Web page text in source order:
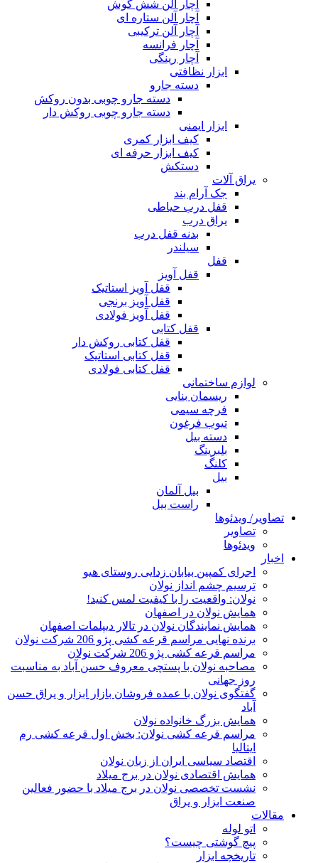
آچار آلن شش گوش
آچار آلن ستاره ای
آچار آلن ترکیبی
آچار فرانسه
آچار رینگی
ابزار نظافتی
دسته جارو
دسته جارو چوبی بدون روکش
دسته جارو چوبی روکش دار
ابزار ایمنی
کیف ابزار کمری
کیف ابزار حرفه ای
دستکش
یراق آلات
جک آرام بند
قفل درب حیاطی
یراق درب
بدنه قفل درب
سیلندر
قفل
قفل آویز
قفل آویز استاتیک
قفل آویز برنجی
قفل آویز فولادی
قفل کتابی
قفل کتابی روکش دار
قفل کتابی استاتیک
قفل کتابی فولادی
لوازم ساختمانی
ریسمان بنایی
فرچه سیمی
تیوب فرغون
دسته بیل
بلبرينگ
کلنگ
بیل
بیل آلمان
راست بیل
تصاویر/ ویدئوها
تصاویر
ویدئوها
اخبار
اجرای کمپین بیابان زدایی روستای هیو
ترسیم چشم انداز نولان
نولان: واقعیت را با کیفیت لمس کنید!
همایش نولان در اصفهان
همایش نمایندگان نولان در تالار دیپلمات اصفهان
برنده نهایی مراسم قرعه کشی پژو 206 شرکت نولان
مراسم قرعه کشی پژو 206 شرکت نولان
مصاحبه نولان با پستچی معروف حسن آباد به مناسبت
روز جهانی
گفتگوی نولان با عمده فروشان بازار ابزار و یراق حسن
آباد
همایش بزرگ خانواده نولان
مراسم قرعه کشی نولان: بخش اول قرعه کشی رم
ایتالیا
اقتصاد سیاسی ایران از زبان نولان
همایش اقتصادی نولان در برج میلاد
نشست تخصصی نولان در برج میلاد با حضور فعالین
صنعت ابزار و یراق
مقالات
اتو لوله
پیچ گوشتی چیست؟
تاریخچه ابزار